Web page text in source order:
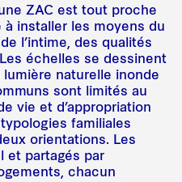
ZAC est tout proche
à installer les moyens du
l’intime, des qualités
échelles se dessinent
naturelle inonde
sont limités au
vie et d’appropriation
familiales
orientations. Les
et partagés par
chacun